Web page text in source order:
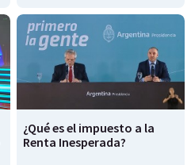
¿Qué es el impuesto a la
Renta Inesperada?